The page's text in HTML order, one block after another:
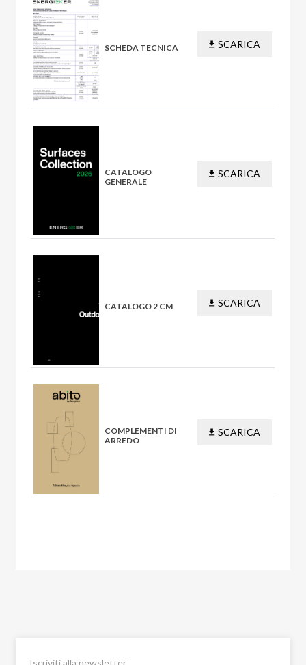
SCHEDA TECNICA SCARICA
CATALOGO
GENERALE
SCARICA
CATALOGO 2 CM SCARICA
COMPLEMENTI DI
ARREDO
SCARICA